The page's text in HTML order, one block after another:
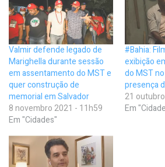
Valmir defende legado de
Marighella durante sessão
em assentamento do MST e
quer construção de
memorial em Salvador
8 novembro 2021 - 11h59
Em "Cidades"
#Bahia:
exibição
do MST
presença
21
Em